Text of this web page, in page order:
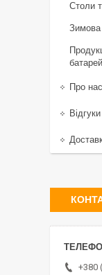
Столи
Про нас
Відгуки
+380